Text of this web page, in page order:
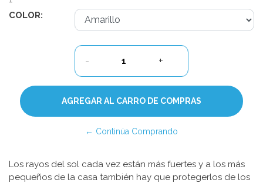
COLOR:
- +
← Continúa Comprando
Los rayos del sol cada vez están más fuertes y a los más
pequeños de la casa también hay que protegerlos de los